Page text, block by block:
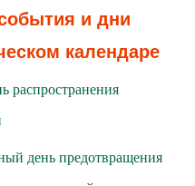
и дни
календаре
распространения
день предотвращения